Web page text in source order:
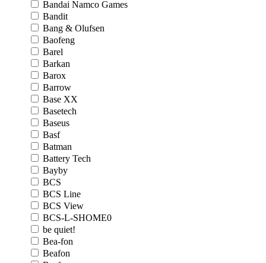
Bandai Namco Games
Bandit
Bang & Olufsen
Baofeng
Barel
Barkan
Barox
Barrow
Base XX
Basetech
Baseus
Basf
Batman
Battery Tech
Bayby
BCS
BCS Line
BCS View
BCS-L-SHOME0
be quiet!
Bea-fon
Beafon